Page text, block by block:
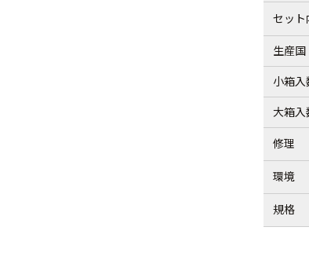
セット
生産国
小箱入
大箱入
修理
環境
規格